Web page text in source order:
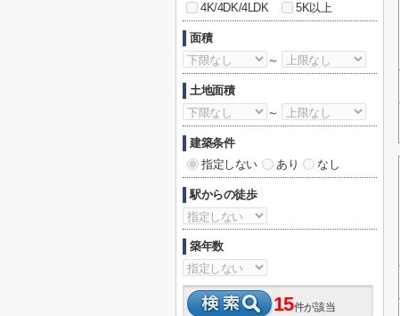
4K/4DK/4LDK
5K以上
面積
～
土地面積
～
建築条件
指定しない
あり なし
駅からの徒歩
築年数
15件が該当